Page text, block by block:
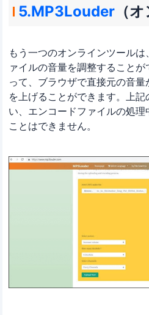
5.MP3Louder（オ
もう一つのオンラインツール
ァイルの音量を調整すること
って、ブラウザで直接元の音
を上げることができます。上
い、エンコードファイルの処
ことはできません。